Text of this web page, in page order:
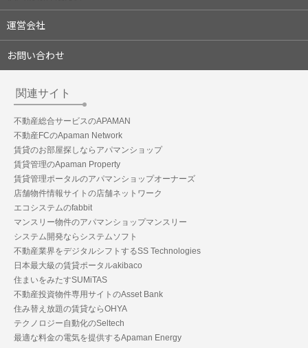
運営会社
お問い合わせ
関連サイト
不動産総合サービスのAPAMAN
不動産FCのApaman Network
賃貸のお部屋探しならアパマンショップ
賃貸管理のApaman Property
賃貸管理ポータルのアパマンショップオーナーズ
店舗物件情報サイトの店舗ネットワーク
エコシステムのfabbit
マンスリー物件のアパマンショップマンスリー
システム開発ならシステムソフト
不動産業界をデジタルシフトするSS Technologies
日本最大級の賃貸ポータルakibaco
住まいをみたすSUMiTAS
不動産投資物件専用サイトのAsset Bank
住み替え放題の賃貸ならOHYA
テクノロジー自動化のSeltech
最適な料金の電気を提供するApaman Energy